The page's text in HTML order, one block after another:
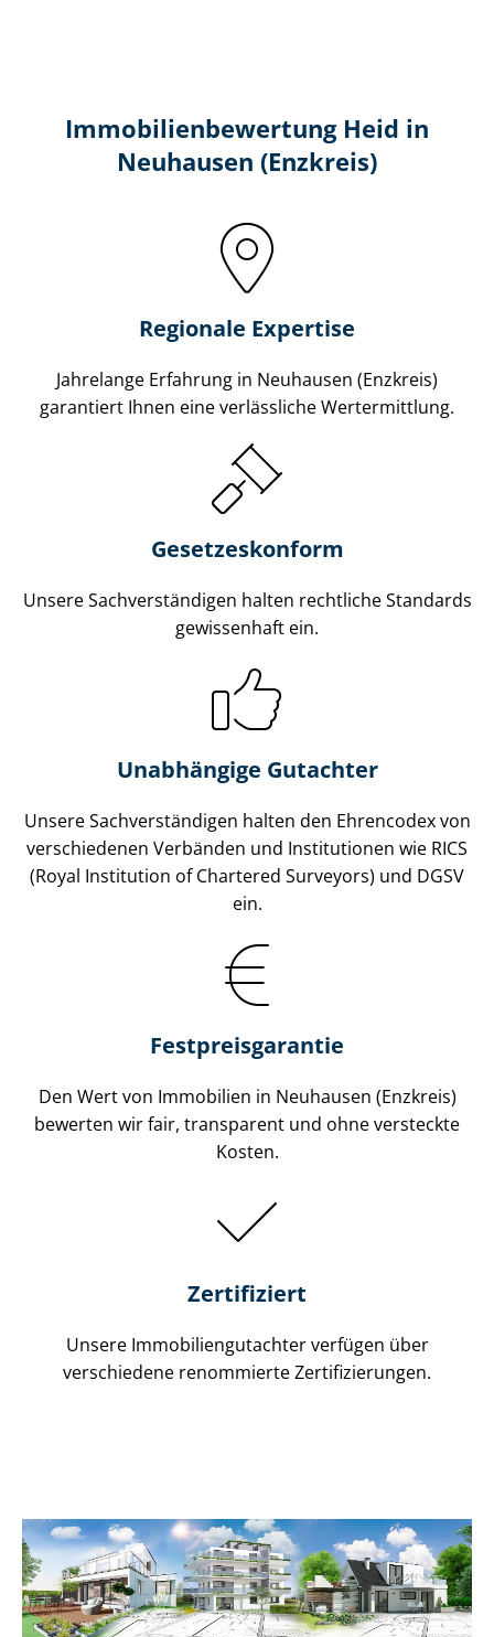
Immobilien­bewertung Heid in
Neuhausen (Enzkreis)
Regionale Expertise
Jahrelange Erfahrung in Neuhausen (Enzkreis)
garantiert Ihnen eine verlässliche Wertermittlung.
Gesetzes­konform
Unsere Sach­ver­stän­di­gen halten rechtliche Standards
gewissenhaft ein.
Unabhängige Gutachter
Unsere Sach­ver­stän­di­gen halten den Ehrencodex von
verschiedenen Verbänden und Institutionen wie RICS
(Royal Institution of Chartered Surveyors) und DGSV
ein.
Festpreis​garantie
Den Wert von Immobilien in Neuhausen (Enzkreis)
bewerten wir fair, transparent und ohne versteckte
Kosten.
Zertifiziert
Unsere Immobilien­gutachter verfügen über
verschiedene renommierte Zer­ti­fi­zie­run­gen.